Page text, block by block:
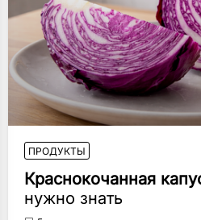
ПРОДУКТЫ
Краснокочанная
нужно знать